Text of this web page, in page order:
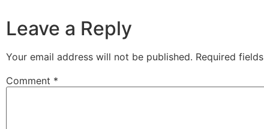
Leave a Reply
Your email address will not be published. Required
Comment *